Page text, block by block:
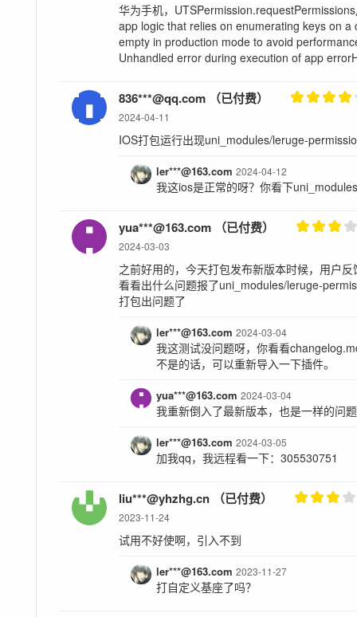
华为手机，
app logic that relies on enumerating keys on
empty in production mode to avoid
Unhandled error during execution of app
836***@qq.com （已付费）
2024-04-11
IOS打包运行出现uni_modules/leruge-
ler***@163.com2024-04-12
我这ios是正常的呀？你看下
yua***@163.com （已付费）
2024-03-03
之前好用的，今天打包发布新版本时候，用户
看看出什么问题报了uni_modules/leruge-
打包出问题了
ler***@163.com2024-03-04
我这测试没问题呀，你看看
不是的话，可以重新导入一下插件。
yua***@163.com2024-03-04
我重新倒入了最新版本，也是一样的问题
ler***@163.com2024-03-05
加我qq，我远程看一下：305530751
liu***@yhzhg.cn （已付费）
2023-11-24
试用不好使啊，引入不到
ler***@163.com2023-11-27
打自定义基座了吗？